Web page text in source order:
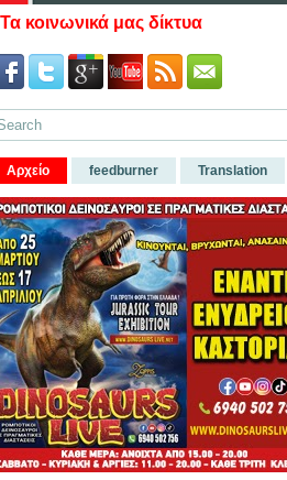
Τα κοινωνικά μας δίκτυα
Αρχείο feedburner Translation